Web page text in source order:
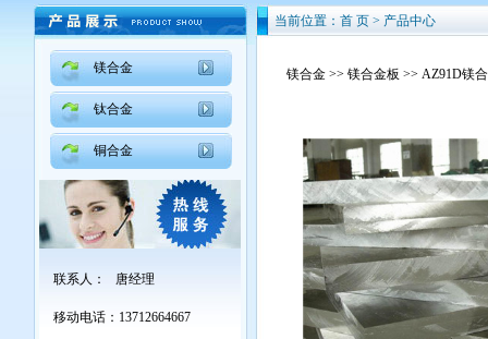
镁合金
钛合金
铜合金
联系人： 唐经理
移动电话：13712664667
当前位置：首 页 > 产品中心
镁合金 >> 镁合金板 >> AZ91D镁